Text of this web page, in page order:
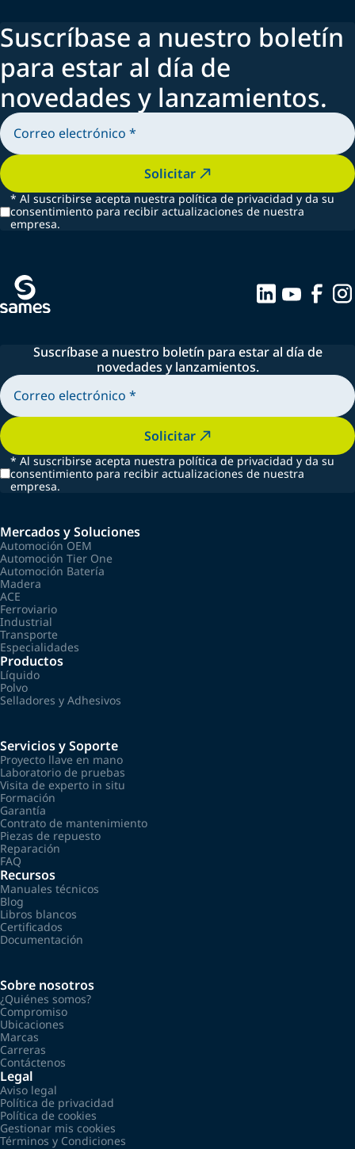
Suscríbase a nuestro boletín
para estar al día de
novedades y lanzamientos.
Solicitar
* Al suscribirse acepta nuestra política de privacidad y da su
consentimiento para recibir actualizaciones de nuestra
empresa.
Suscríbase a nuestro boletín para estar al día de
novedades y lanzamientos.
Solicitar
* Al suscribirse acepta nuestra política de privacidad y da su
consentimiento para recibir actualizaciones de nuestra
empresa.
Mercados y Soluciones
Automoción OEM
Automoción Tier One
Automoción Batería
Madera
ACE
Ferroviario
Industrial
Transporte
Especialidades
Productos
Líquido
Polvo
Selladores y Adhesivos
Servicios y Soporte
Proyecto llave en mano
Laboratorio de pruebas
Visita de experto in situ
Formación
Garantía
Contrato de mantenimiento
Piezas de repuesto
Reparación
FAQ
Recursos
Manuales técnicos
Blog
Libros blancos
Certificados
Documentación
Sobre nosotros
¿Quiénes somos?
Compromiso
Ubicaciones
Marcas
Carreras
Contáctenos
Legal
Aviso legal
Política de privacidad
Política de cookies
Gestionar mis cookies
Términos y Condiciones